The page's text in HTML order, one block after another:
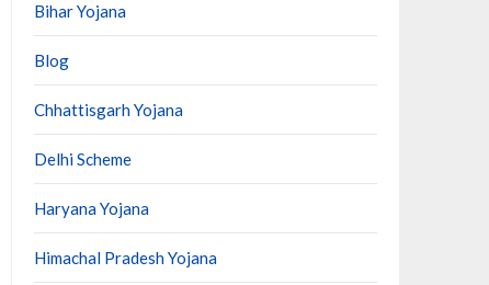
Bihar Yojana
Blog
Chhattisgarh Yojana
Delhi Scheme
Haryana Yojana
Himachal Pradesh Yojana